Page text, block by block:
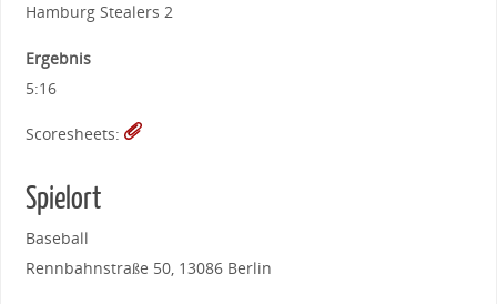
Hamburg Stealers 2
Ergebnis
5:16
Scoresheets:
Spielort
Baseball
Rennbahnstraße 50, 13086 Berlin